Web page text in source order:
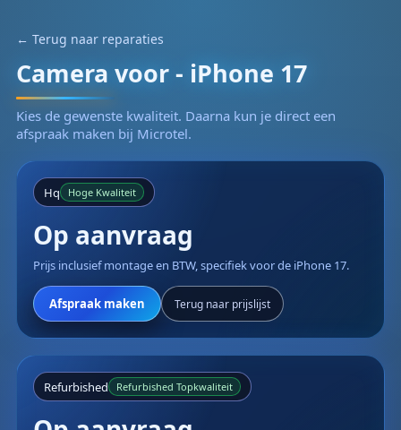
← Terug naar reparaties
Camera voor - iPhone 17
Kies de gewenste kwaliteit. Daarna kun je direct een
afspraak maken bij Microtel.
Hq Hoge Kwaliteit
Op aanvraag
Prijs inclusief montage en BTW, specifiek voor de iPhone 17.
Afspraak maken Terug naar prijslijst
Refurbished Refurbished Topkwaliteit